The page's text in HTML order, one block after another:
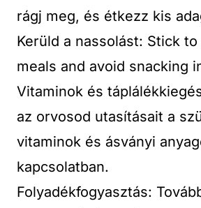
rágj meg, és étkezz kis
Kerüld a nassolást: Stick
meals and avoid snacking
Vitaminok és
az orvosod utasításait a
vitaminok és ásványi
kapcsolatban.
Folyadékfogyasztás: